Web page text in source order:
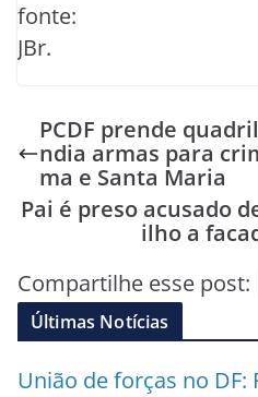
fonte:
JBr.
PCDF prende
ndia armas para
ma e Santa Maria
Pai é preso acusado
ilho a
Compartilhe esse post:
Últimas Notícias
União de forças no DF: